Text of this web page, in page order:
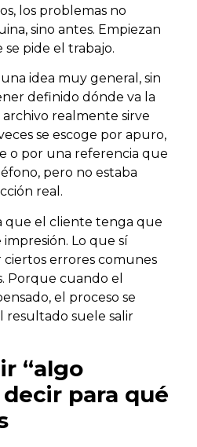
los problemas no
sino antes. Empiezan
pide el trabajo.
idea muy general, sin
definido dónde va la
archivo realmente sirve
se escoge por apuro,
o por una referencia que
pero no estaba
real.
que el cliente tenga que
Lo que sí
ciertos errores comunes
Porque cuando el
el proceso se
resultado suele salir
“algo
para qué